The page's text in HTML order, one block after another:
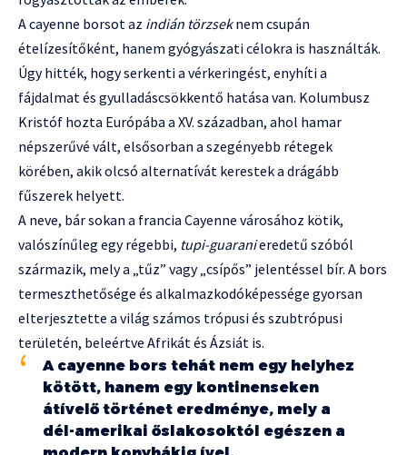
A cayenne borsot az indián törzseknem csupán
ételízesítőként, hanem gyógyászati célokra is használták.
Úgy hitték, hogy serkenti a vérkeringést, enyhíti a
fájdalmat és gyulladáscsökkentő hatása van. Kolumbusz
Kristóf hozta Európába a XV. században, ahol hamar
népszerűvé vált, elsősorban a szegényebb rétegek
körében, akik olcsó alternatívát kerestek a drágább
fűszerek helyett.
A neve, bár sokan a francia Cayenne városához kötik,
valószínűleg egy régebbi, tupi-guaranieredetű szóból
származik, mely a „tűz” vagy „csípős” jelentéssel bír. A bors
termeszthetősége és alkalmazkodóképessége gyorsan
elterjesztette a világ számos trópusi és szubtrópusi
területén, beleértve Afrikát és Ázsiát is.
A cayenne bors tehát nem egy helyhez
kötött, hanem egy kontinenseken
átívelő történet eredménye, mely a
dél-amerikai őslakosoktól egészen a